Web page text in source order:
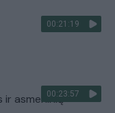
00:21:19
00:23:57
ir asmeninių